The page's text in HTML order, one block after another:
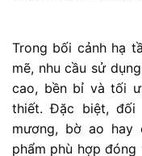
Trong bối cảnh hạ
mẽ, nhu cầu sử
cao, bền bỉ và tối
thiết. Đặc biệt, đối
mương, bờ ao hay
phẩm phù hợp